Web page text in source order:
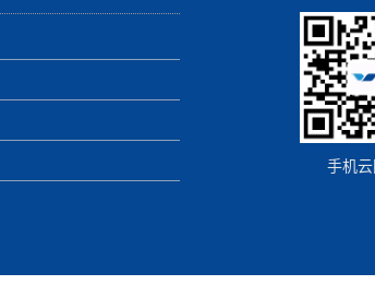
外，影响疏通喷头功能的指标还包含喷头孔数、
压泵的功能参数结合现场工况和施工人员清洗经
很多的室外公共道路都采用这款野外用冷/热高压
洗。例如室外公共施工道路、野外崎岖位置、建
业室内清洗工业冷/热高压清洗机拥有较高的精度
属制造业、汽车制造业、铁路等工业作业中。其
轴泵进行驱动，再配置三陶瓷柱塞以及进水过滤系
的加工制造业能在较短时间内完成企业内部的清
手机